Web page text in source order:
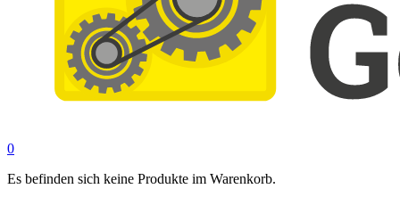
0
Es befinden sich keine Produkte im Warenkorb.